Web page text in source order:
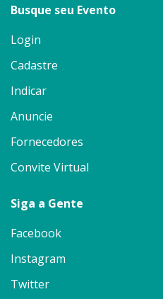
Busque seu Evento
Login
Cadastre
Indicar
Anuncie
Fornecedores
Convite Virtual
Siga a Gente
Facebook
Instagram
Twitter